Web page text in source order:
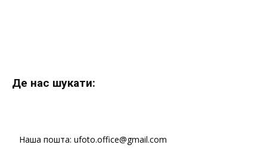
Де нас шукати:
Наша пошта: ufoto.office@gmail.com